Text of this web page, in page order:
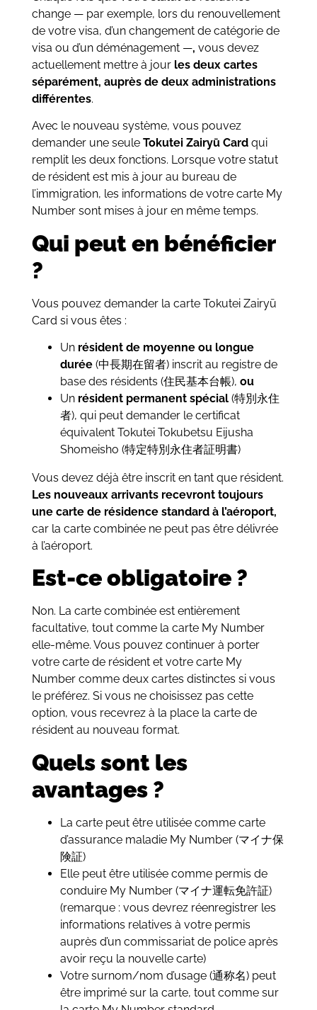
change — par exemple, lors du renouvellement
de votre visa, d’un changement de catégorie de
visa ou d’un déménagement —, vous devez
actuellement mettre à jour les deux cartes
séparément, auprès de deux administrations
différentes.
Avec le nouveau système, vous pouvez
demander une seule Tokutei Zairyū Cardqui
remplit les deux fonctions. Lorsque votre statut
de résident est mis à jour au bureau de
l’immigration, les informations de votre carte My
Number sont mises à jour en même temps.
Qui peut en bénéficier
?
Vous pouvez demander la carte Tokutei Zairyū
Card si vous êtes :
Un résident de moyenne ou longue
durée (中長期在留者) inscrit au registre de
base des résidents (住民基本台帳), ou
Un résident permanent spécial (特別永住
者), qui peut demander le certificat
équivalent Tokutei Tokubetsu Eijusha
Shomeisho (特定特別永住者証明書)
Vous devez déjà être inscrit en tant que résident.
Les nouveaux arrivants recevront toujours
une carte de résidence standard à l’aéroport,
car la carte combinée ne peut pas être délivrée
à l’aéroport.
Est-ce obligatoire ?
Non. La carte combinée est entièrement
facultative, tout comme la carte My Number
elle-même. Vous pouvez continuer à porter
votre carte de résident et votre carte My
Number comme deux cartes distinctes si vous
le préférez. Si vous ne choisissez pas cette
option, vous recevrez à la place la carte de
résident au nouveau format.
Quels sont les
avantages ?
La carte peut être utilisée comme carte
d’assurance maladie My Number (マイナ保
険証)
Elle peut être utilisée comme permis de
conduire My Number (マイナ運転免許証)
(remarque : vous devrez réenregistrer les
informations relatives à votre permis
auprès d’un commissariat de police après
avoir reçu la nouvelle carte)
Votre surnom/nom d’usage (通称名) peut
être imprimé sur la carte, tout comme sur